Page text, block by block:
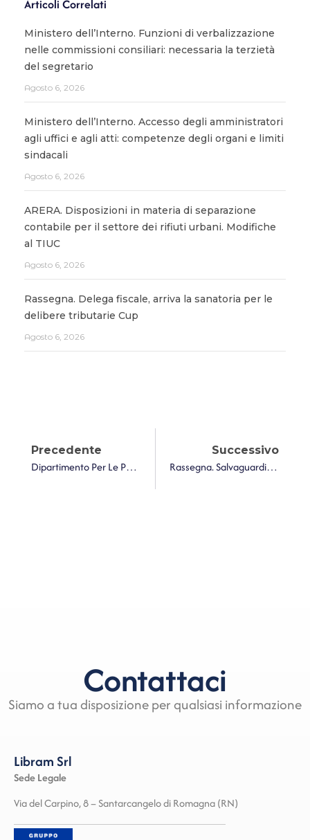
Articoli Correlati
Ministero dell’Interno. Funzioni di verbalizzazione
nelle commissioni consiliari: necessaria la terzietà
del segretario
Agosto 6, 2026
Ministero dell’Interno. Accesso degli amministratori
agli uffici e agli atti: competenze degli organi e limiti
sindacali
Agosto 6, 2026
ARERA. Disposizioni in materia di separazione
contabile per il settore dei rifiuti urbani. Modifiche
al TIUC
Agosto 6, 2026
Rassegna. Delega fiscale, arriva la sanatoria per le
delibere tributarie Cup
Agosto 6, 2026
Precedente
Dipartimento Per Le Politiche Della Famiglia. Centri Estivi – Anno 2024 – Pubblicato Elenco Dei Comuni Beneficiari
Successivo
Rassegna. Salvaguardia Del Bilancio 2024: Guida Completa Ai Nuovi Controlli Dei Revisori
Contattaci
Siamo a tua disposizione per qualsiasi informazione
Libram Srl
Sede Legale
Via del Carpino, 8 – Santarcangelo di Romagna (RN)